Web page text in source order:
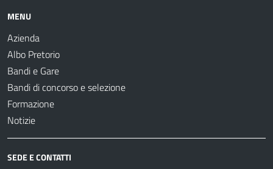
MENU
Azienda
Albo Pretorio
Bandi e Gare
Bandi di concorso e selezione
Formazione
Notizie
SEDE E CONTATTI